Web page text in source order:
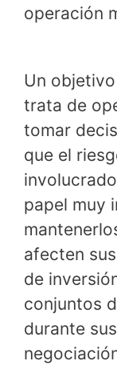
operación
Un
trata de
tomar
que el
papel muy
afecten
de
conjuntos
durante